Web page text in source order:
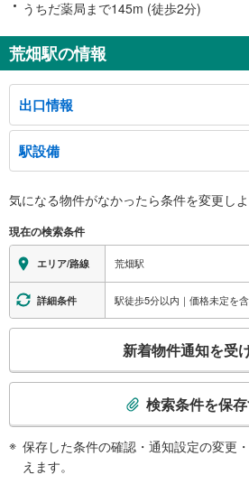
うちだ薬局まで145m (徒歩2分)
荒畑駅の情報
出口情報
１出口
鶴舞１・３・４丁目、山脇町１−３丁目
２出口
（利用時間 ６：００～２３：００）、市バス
２丁目、緑町１・２丁目、小桜町１・２丁目、鶴
２丁目、北山本町２丁目
３出口
市バス ２番のりば、御器所小学校、御器所３
梅町１・２丁目、天神町１・２丁目、台町１・
風町１・２丁目、若柳町１・２丁目、恵方町１
（利用時間 ６：００～２３：００）、村雲小
ー、御器所２−４丁目、村雲町
駅設備
※段差なしでの移動経路
地上⇔改札⇔ホーム：○
エレベータ
・各ホーム⇔改札
・地上出口（１番出入口付近）
エスカレータ
トイレ
・改札外（１、２番出口方面）
スロープ
・改札外の多機能トイレ前
その他
気になる物件がなかったら条件を変更しよ
現在の検索条件
エリア/路線 荒畑駅
詳細条件
検
新着物件通知を受
検索条件を保
保存した条件の確認・通知設定の変更
えます。